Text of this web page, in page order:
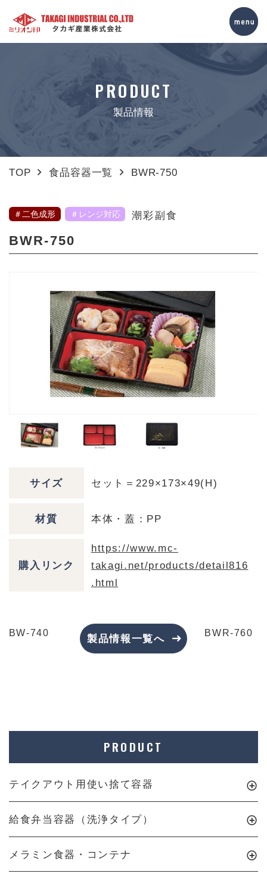
PRODUCT
製品情報
TOP 食品容器一覧 BWR-750
＃二色成形 ＃レンジ対応 潮彩副食
BWR-750
サイズ セット＝229×173×49(H)
材質 本体・蓋：PP
購入リンク
https://www.mc-
takagi.net/products/detail816
.html
BW-740
製品情報一覧へ
BWR-760
PRODUCT
テイクアウト用使い捨て容器
給食弁当容器（洗浄タイプ）
メラミン食器・コンテナ